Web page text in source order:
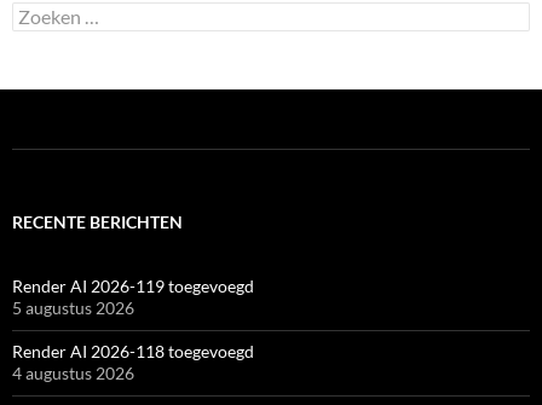
Zoeken
naar:
RECENTE BERICHTEN
Render AI 2026-119 toegevoegd
5 augustus 2026
Render AI 2026-118 toegevoegd
4 augustus 2026